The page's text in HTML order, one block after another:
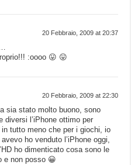
20 Febbraio, 2009 at 20:37
:oooo 😛 😛
20 Febbraio, 2009 at 22:30
sia stato molto buono, sono
diversi l’iPhone ottimo per
in tutto meno che per i giochi, io
ho venduto l’iPhone oggi,
ho dimenticato cosa sono le
e non posso 😀